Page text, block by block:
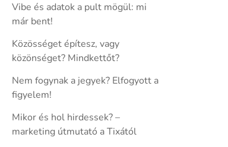
Vibe és adatok a pult mögül: mi
már bent!
Közösséget építesz, vagy
közönséget? Mindkettőt?
Nem fogynak a jegyek? Elfogyott a
figyelem!
Mikor és hol hirdessek? –
marketing útmutató a Tixától